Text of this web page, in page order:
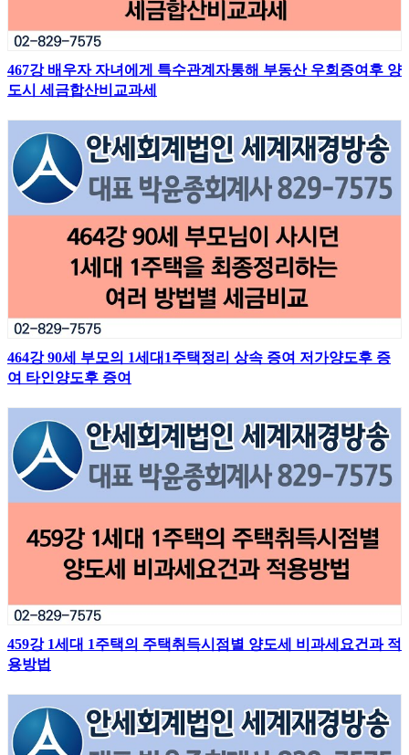
467강 배우자 자녀에게 특수관계자통해 부동산 우회증여후 양
도시 세금합산비교과세
464강 90세 부모의 1세대1주택정리 상속 증여 저가양도후 증
여 타인양도후 증여
459강 1세대 1주택의 주택취득시점별 양도세 비과세요건과 적
용방법